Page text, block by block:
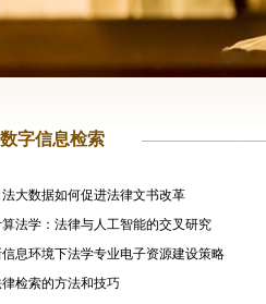
数字信息检索
大数据如何促进法律文书改革
法学：法律与人工智能的交叉研究
息环境下法学专业电子资源建设策略
检索的方法和技巧